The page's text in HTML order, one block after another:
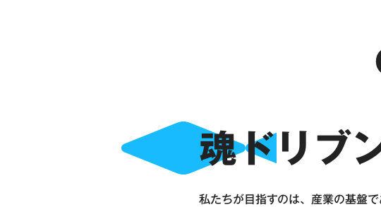
魂ドリブ
私たちが目指すのは、産業の基盤